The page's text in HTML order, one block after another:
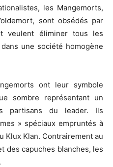
les Mangemorts,
sont obsédés par
veulent éliminer tous les
une société homogène
ont leur symbole
sombre représentant un
partisans du leader. Ils
» spéciaux empruntés à
Klux Klan. Contrairement au
des capuches blanches, les